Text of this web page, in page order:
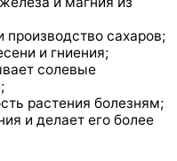
производство сахаров;
и гниения;
солевые
растения болезням;
и делает его более